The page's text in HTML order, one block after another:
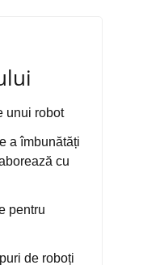
unui robot
a îmbunătăți
cu
pentru
de roboți